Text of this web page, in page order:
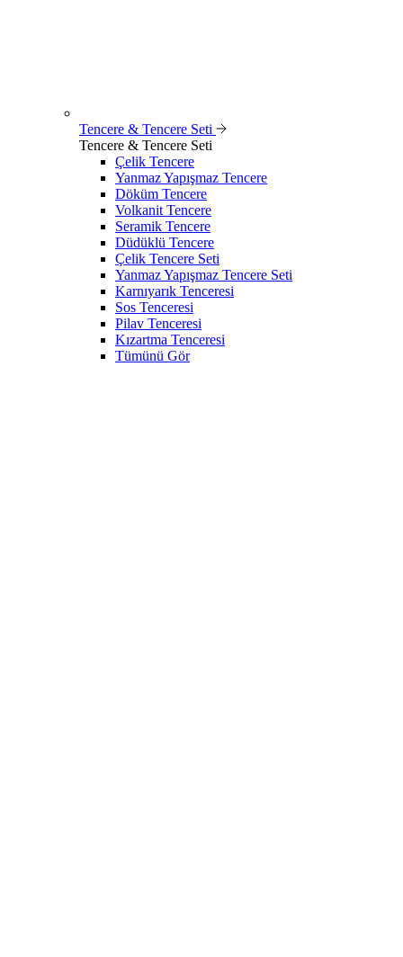
Tencere & Tencere Seti
Tencere & Tencere Seti
Çelik Tencere
Yanmaz Yapışmaz Tencere
Döküm Tencere
Volkanit Tencere
Seramik Tencere
Düdüklü Tencere
Çelik Tencere Seti
Yanmaz Yapışmaz Tencere Seti
Karnıyarık Tenceresi
Sos Tenceresi
Pilav Tenceresi
Kızartma Tenceresi
Tümünü Gör